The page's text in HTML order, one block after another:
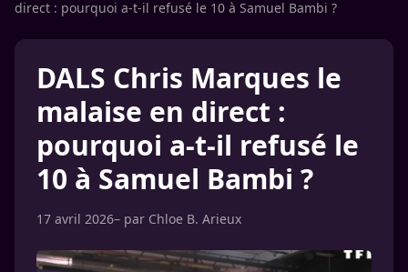
direct : pourquoi a-t-il refusé le 10 à Samuel Bambi ?
DALS Chris Marques le
malaise en direct :
pourquoi a-t-il refusé le
10 à Samuel Bambi ?
17 avril 2026– par Chloe B. Arieux